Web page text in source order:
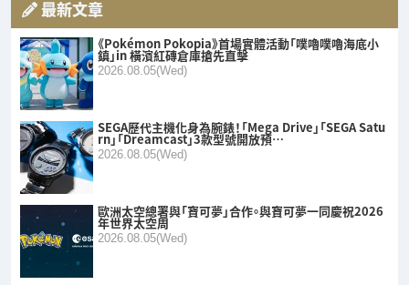
最新文章
《Pokémon Pokopia》首場實體活動「噗嚕噗嚕海底小
鎮」in 橫濱紅磚倉庫搶先直擊
2026.08.05(Wed)
SEGA歷代主機化身為腕錶！「Mega Drive」「SEGA Satu
rn」「Dreamcast」3款型號開放預…
2026.08.05(Wed)
歐洲太空總署與「寶可夢」合作。與寶可夢一同慶祝2026
年世界太空周
2026.08.05(Wed)